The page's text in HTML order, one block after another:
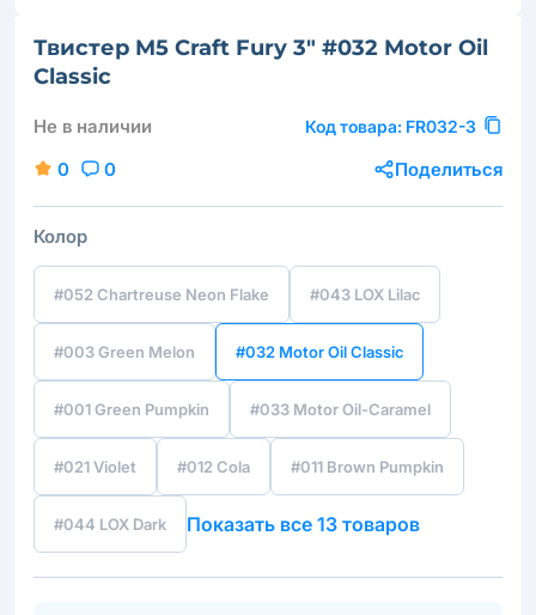
Твистер M5 Craft Fury 3" #032 Motor Oil
Classic
Не в наличии Код товара: FR032-3
0 0 Поделиться
Колор
#052 Chartreuse Neon Flake #043 LOX Lilac
#003 Green Melon #032 Motor Oil Classic
#001 Green Pumpkin #033 Motor Oil-Caramel
#021 Violet #012 Cola #011 Brown Pumpkin
#044 LOX Dark Показать все 13 товаров